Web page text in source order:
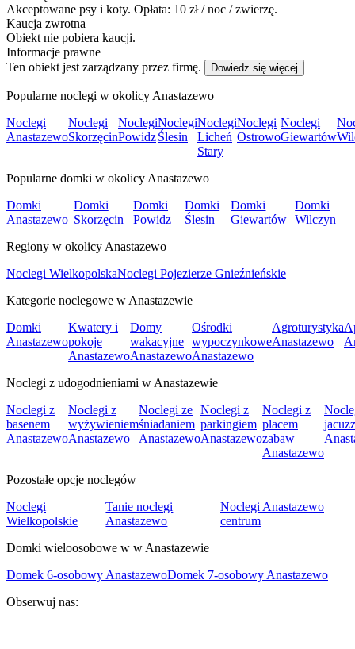
Akceptowane psy i koty. Opłata: 10 zł / noc / zwierzę.
Kaucja zwrotna
Obiekt nie pobiera kaucji.
Informacje prawne
Ten obiekt jest zarządzany przez firmę.
Dowiedz się więcej
Popularne noclegi w okolicy Anastazewo
Noclegi
Anastazewo
Noclegi
Skorzęcin
Noclegi
Powidz
Noclegi
Ślesin
Noclegi
Licheń
Stary
Noclegi
Ostrowo
Noclegi
Giewartów
Popularne domki w okolicy Anastazewo
Domki
Anastazewo
Domki
Skorzęcin
Domki
Powidz
Domki
Ślesin
Domki
Giewartów
Domki
Wilczyn
Regiony w okolicy Anastazewo
Noclegi WielkopolskaNoclegi Pojezierze Gnieźnieńskie
Kategorie noclegowe w Anastazewie
Domki
Anastazewo
Kwatery i
pokoje
Anastazewo
Domy
wakacyjne
Anastazewo
Ośrodki
wypoczynkowe
Anastazewo
Agroturystyka
Anastazewo
Noclegi z udogodnieniami w Anastazewie
Noclegi z
basenem
Anastazewo
Noclegi z
wyżywieniem
Anastazewo
Noclegi ze
śniadaniem
Anastazewo
Noclegi z
parkingiem
Anastazewo
Noclegi z
placem
zabaw
Anastazewo
Pozostałe opcje noclegów
Noclegi
Wielkopolskie
Tanie noclegi
Anastazewo
Noclegi Anastazewo
centrum
Domki wieloosobowe w w Anastazewie
Domek 6-osobowy AnastazewoDomek 7-osobowy Anastazewo
Obserwuj nas: